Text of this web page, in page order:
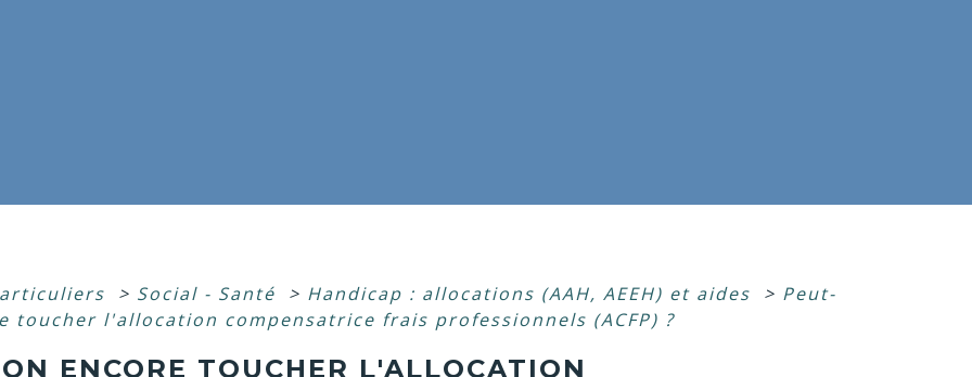
> Social - Santé > Handicap : allocations (AAH, AEEH) et aides > Peut-
toucher l'allocation compensatrice frais professionnels (ACFP) ?
ENCORE TOUCHER L'ALLOCATION